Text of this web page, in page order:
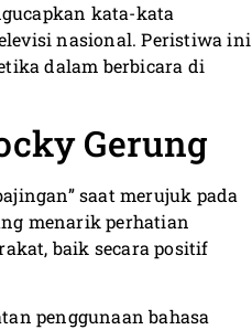
kata-kata
nasional. Peristiwa ini
dalam berbicara di
Gerung
saat merujuk pada
menarik perhatian
baik secara positif
penggunaan bahasa